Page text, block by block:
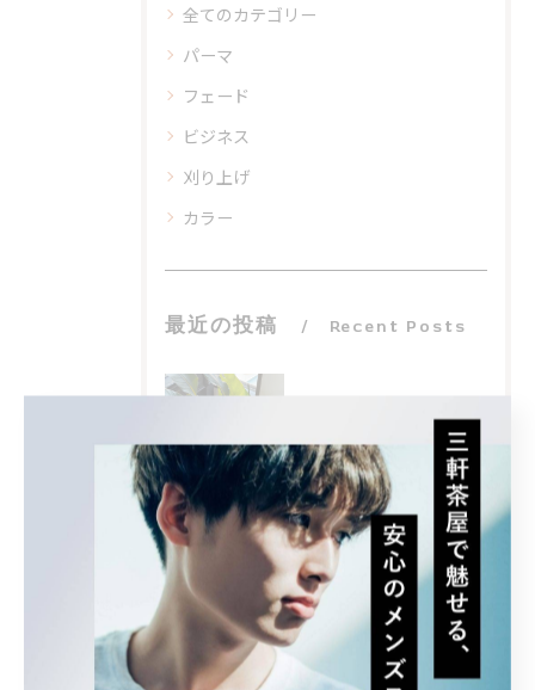
全てのカテゴリー
パーマ
フェード
ビジネス
刈り上げ
カラー
最近の投稿 Recent Posts
2025/06/04
【Style sample】
2025/06/03